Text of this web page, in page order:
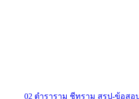
02 ตำราราม ชีทราม สรุป-ข้อสอ